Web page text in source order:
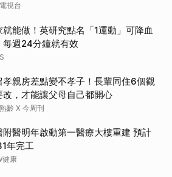
視台
就能做！英研究點名「1運動」可降血
每週24分鐘就有效
孝親房差點變不孝子！長輩同住6個觀
改，才能讓父母自己都開心
齡 X 今周刊
附醫明年啟動第一醫療大樓重建 預計
年完工
健康